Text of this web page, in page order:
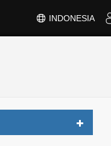
INDONESIA
Toggle